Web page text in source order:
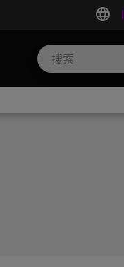
language